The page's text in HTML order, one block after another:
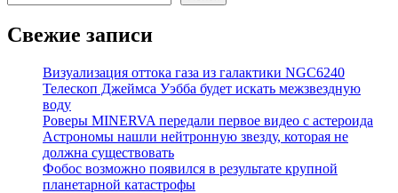
Свежие записи
Визуализация оттока газа из галактики NGC6240
Телескоп Джеймса Уэбба будет искать межзвездную
воду
Роверы MINERVA передали первое видео с астероида
Астрономы нашли нейтронную звезду, которая не
должна существовать
Фобос возможно появился в результате крупной
планетарной катастрофы